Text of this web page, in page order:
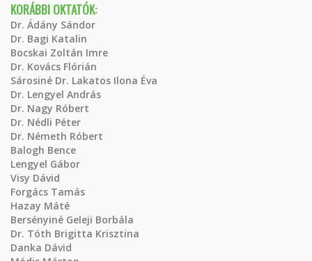
KORÁBBI OKTATÓK:
Dr. Ádány Sándor
Dr. Bagi Katalin
Bocskai Zoltán Imre
Dr. Kovács Flórián
Sárosiné Dr. Lakatos Ilona Éva
Dr. Lengyel András
Dr. Nagy Róbert
Dr. Nédli Péter
Dr. Németh Róbert
Balogh Bence
Lengyel Gábor
Visy Dávid
Forgács Tamás
Hazay Máté
Bersényiné Geleji Borbála
Dr. Tóth Brigitta Krisztina
Danka Dávid